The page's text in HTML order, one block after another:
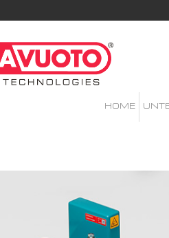
HOME